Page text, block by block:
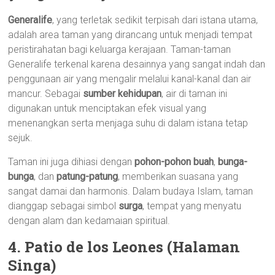
Generalife, yang terletak sedikit terpisah dari istana utama,
adalah area taman yang dirancang untuk menjadi tempat
peristirahatan bagi keluarga kerajaan. Taman-taman
Generalife terkenal karena desainnya yang sangat indah dan
penggunaan air yang mengalir melalui kanal-kanal dan air
mancur. Sebagai sumber kehidupan, air di taman ini
digunakan untuk menciptakan efek visual yang
menenangkan serta menjaga suhu di dalam istana tetap
sejuk.
Taman ini juga dihiasi denganpohon-pohon buah, bunga-
bunga, danpatung-patung, memberikan suasana yang
sangat damai dan harmonis. Dalam budaya Islam, taman
dianggap sebagai simbol surga, tempat yang menyatu
dengan alam dan kedamaian spiritual.
4. Patio de los Leones (Halaman
Singa)